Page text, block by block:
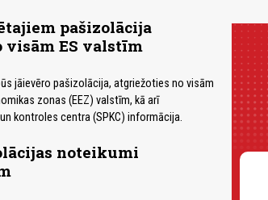
pašizolācija
visām ES valstīm
jāievēro pašizolācija, atgriežoties no visām
zonas (EEZ) valstīm, kā arī
kontroles centra (SPKC) informācija.
noteikumi